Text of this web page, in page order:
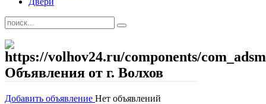
Объявления от г. Волхов
Добавить объявление Нет объявлений